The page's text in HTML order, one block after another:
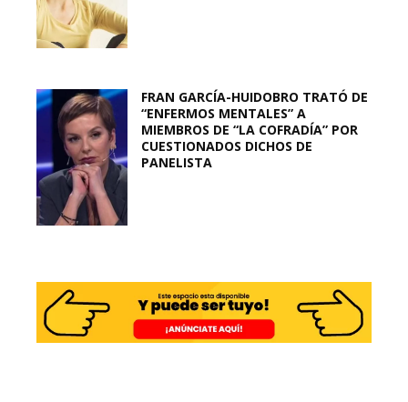
FRAN GARCÍA-HUIDOBRO TRATÓ DE
“ENFERMOS MENTALES” A
MIEMBROS DE “LA COFRADÍA” POR
CUESTIONADOS DICHOS DE
PANELISTA